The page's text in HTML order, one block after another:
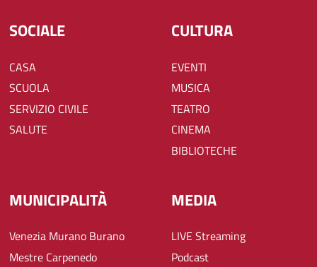
SOCIALE
CASA
SCUOLA
SERVIZIO CIVILE
SALUTE
CULTURA
EVENTI
MUSICA
TEATRO
CINEMA
BIBLIOTECHE
MUNICIPALITÀ
Venezia Murano Burano
Mestre Carpenedo
MEDIA
LIVE Streaming
Podcast